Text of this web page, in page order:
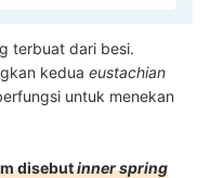
terbuat dari besi.
kedua eustachian
untuk menekan
disebutinner spring